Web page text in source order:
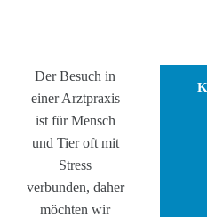
Der Besuch in
einer Arztpraxis
ist für Mensch
und Tier oft mit
Stress
verbunden, daher
möchten wir